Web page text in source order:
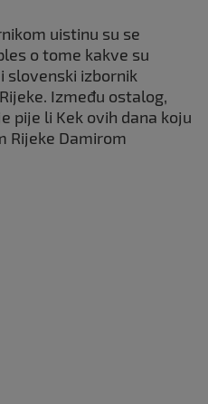
uistinu su se
o tome kakve su
slovenski izbornik
Između ostalog,
pije li Kek ovih dana koju
Rijeke Damirom